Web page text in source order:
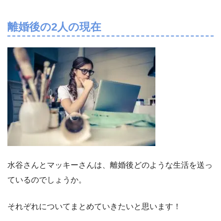
離婚後の2人の現在
水谷さんとマッキーさんは、離婚後どのような生活を送っ
ているのでしょうか。
それぞれについてまとめていきたいと思います！